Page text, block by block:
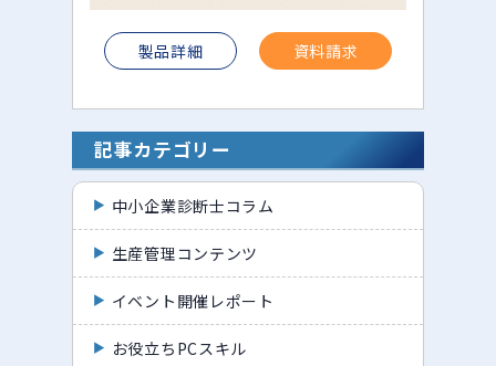
製品詳細 資料請求
記事カテゴリー
中小企業診断士コラム
生産管理コンテンツ
イベント開催レポート
お役立ちPCスキル